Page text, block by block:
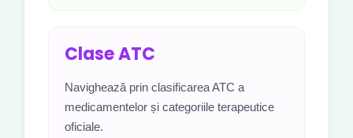
Clase ATC
Navighează prin clasificarea ATC a
medicamentelor și categoriile terapeutice
oficiale.